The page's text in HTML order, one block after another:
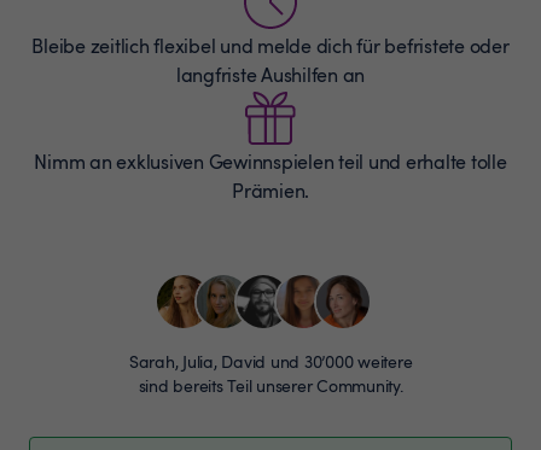
Bleibe zeitlich flexibel und melde dich für befristete oder
langfriste Aushilfen an
Nimm an exklusiven Gewinnspielen teil und erhalte tolle
Prämien.
Sarah, Julia, David und 30’000 weitere
sind bereits Teil unserer Community.